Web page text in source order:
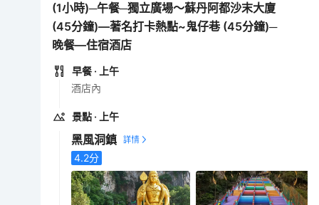
(1小時)─午餐─獨立廣場～蘇丹阿都沙末大廈
(45分鐘)—著名打卡熱點~鬼仔巷 (45分鐘)─
晚餐—住宿酒店
早餐 · 上午
酒店內
景點 · 上午
黑風洞鎮
4.2分